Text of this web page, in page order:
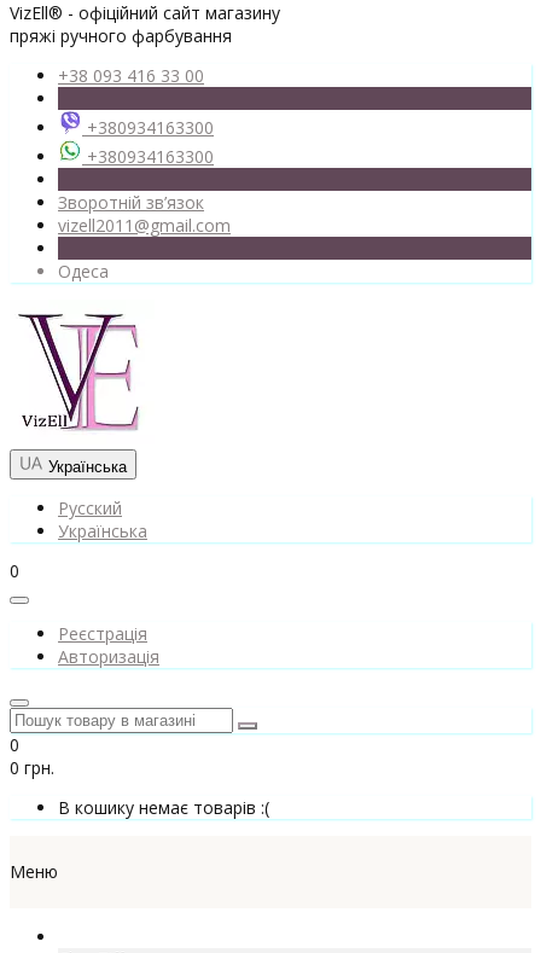
VizEll® - офіційний сайт магазину
пряжі ручного фарбування
+38 093 416 33 00
+380934163300
+380934163300
Зворотній зв’язок
vizell2011@gmail.com
Одеса
Українська
Русский
Українська
0
Реєстрація
Авторизація
0
0 грн.
В кошику немає товарів :(
Меню